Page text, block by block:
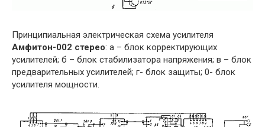
Принципиальная электрическая схема усилителя
Амфитон-002 стерео: а – блок корректирующих
усилителей; б – блок стабилизатора напряжения; в – блок
предварительных усилителей; г- блок защиты; 0- блок
усилителя мощности.